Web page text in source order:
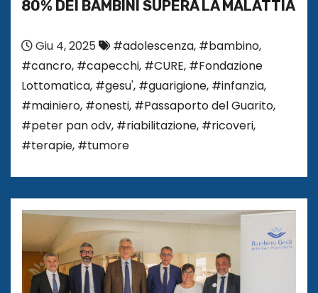
80% DEI BAMBINI SUPERA LA MALATTIA
Giu 4, 2025 #adolescenza, #bambino,
#cancro, #capecchi, #CURE, #Fondazione
Lottomatica, #gesu', #guarigione, #infanzia,
#mainiero, #onesti, #Passaporto del Guarito,
#peter pan odv, #riabilitazione, #ricoveri,
#terapie, #tumore